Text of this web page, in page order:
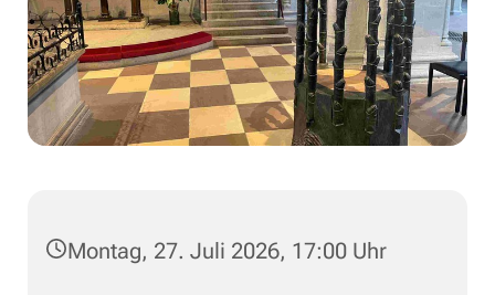
Montag, 27. Juli 2026, 17:00 Uhr